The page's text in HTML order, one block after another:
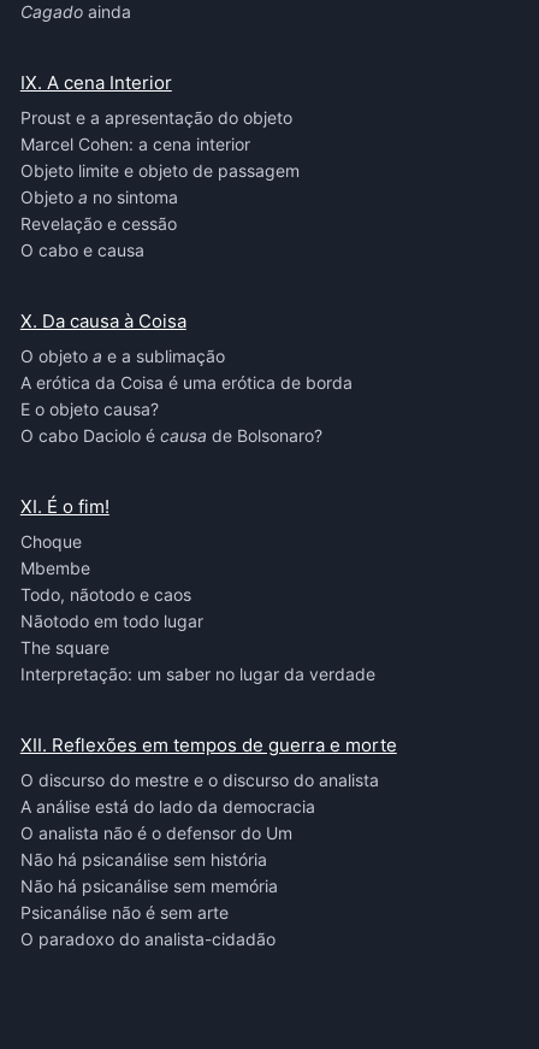
Cagado ainda
IX. A cena Interior
Proust e a apresentação do objeto
Marcel Cohen: a cena interior
Objeto limite e objeto de passagem
Objeto a no sintoma
Revelação e cessão
O cabo e causa
X. Da causa à Coisa
O objeto a e a sublimação
A erótica da Coisa é uma erótica de borda
E o objeto causa?
O cabo Daciolo é causa de Bolsonaro?
XI. É o fim!
Choque
Mbembe
Todo, nãotodo e caos
Nãotodo em todo lugar
The square
Interpretação: um saber no lugar da verdade
XII. Reflexões em tempos de guerra e morte
O discurso do mestre e o discurso do analista
A análise está do lado da democracia
O analista não é o defensor do Um
Não há psicanálise sem história
Não há psicanálise sem memória
Psicanálise não é sem arte
O paradoxo do analista-cidadão